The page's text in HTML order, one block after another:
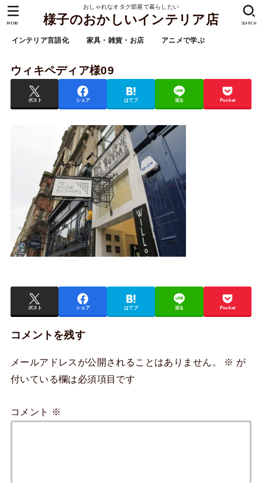
おしゃれなオタク部屋で暮らしたい
様子のおかしいインテリア店
インテリア言語化 家具・雑貨・お店 アニメで学ぶ
SEARCH
MENU
ウィキペディア様09
ポスト シェア はてブ 送る Pocket
ポスト シェア はてブ 送る Pocket
コメントを残す
メールアドレスが公開されることはありません。 ※ が
付いている欄は必須項目です
コメント ※